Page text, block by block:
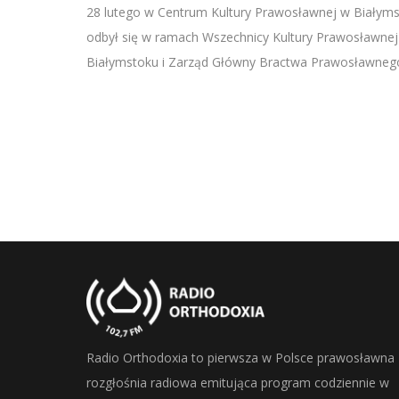
RSS FEED
LINK
EMBED
28 lutego w Centrum Kultury Prawosławnej w
odbył się w ramach Wszechnicy Kultury
Białymstoku i Zarząd Główny Bractwa
Radio Orthodoxia to pierwsza w Polsce prawosławna
rozgłośnia radiowa emitująca program codziennie w